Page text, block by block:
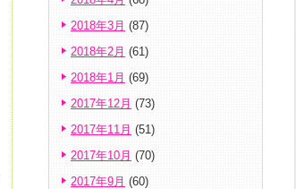
2018年3月 (87)
2018年2月 (61)
2018年1月 (69)
2017年12月 (73)
2017年11月 (51)
2017年10月 (70)
2017年9月 (60)